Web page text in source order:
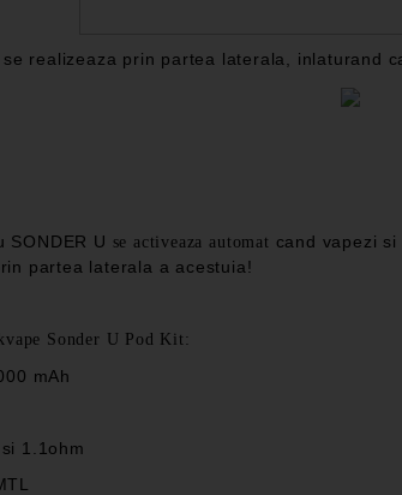
se realizeaza prin partea laterala, inlaturand
SONDER U se activeaza automat cand vapezi
partea laterala a acestuia!
Sonder U Pod Kit:
mAh
1.1ohm